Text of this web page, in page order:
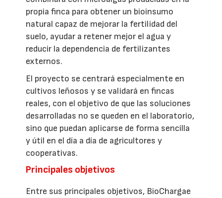
propia finca para obtener un bioinsumo
natural capaz de mejorar la fertilidad del
suelo, ayudar a retener mejor el agua y
reducir la dependencia de fertilizantes
externos.
El proyecto se centrará especialmente en
cultivos leñosos y se validará en fincas
reales, con el objetivo de que las soluciones
desarrolladas no se queden en el laboratorio,
sino que puedan aplicarse de forma sencilla
y útil en el día a día de agricultores y
cooperativas.
Principales objetivos
Entre sus principales objetivos, BioChargae